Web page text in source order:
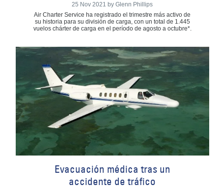
25 Nov 2021 by Glenn Phillips
Air Charter Service ha registrado el trimestre más activo de
su historia para su división de carga, con un total de 1.445
vuelos chárter de carga en el período de agosto a octubre*.
Evacuación médica tras un
accidente de tráfico